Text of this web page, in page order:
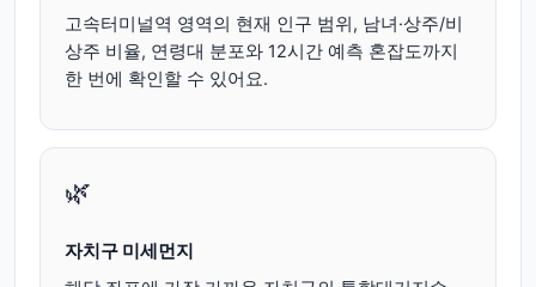
고속터미널역 영역의 현재 인구 범위, 남녀·상주/비
상주 비율, 연령대 분포와 12시간 예측 혼잡도까지
한 번에 확인할 수 있어요.
🌿
자치구 미세먼지